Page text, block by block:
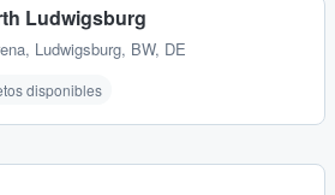
Ludwigsburg
, Ludwigsburg, BW, DE
disponibles